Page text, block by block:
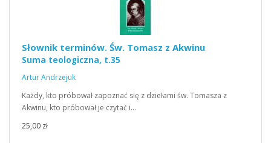
Słownik terminów. Św. Tomasz z Akwinu
Suma teologiczna, t.35
Artur Andrzejuk
Każdy, kto próbował zapoznać się z dziełami św. Tomasza z
Akwinu, kto próbował je czytać i…
25,00 zł